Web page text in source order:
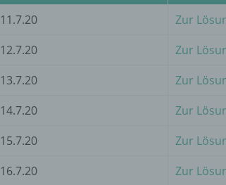
11.7.20
Zur
12.7.20
Zur
13.7.20
Zur
14.7.20
Zur
15.7.20
Zur
16.7.20
Zur
personenbezogener Daten mit dem Ziel,
e) Profiling
Profiling ist jede Art der automatisierten
personenbezogenen Daten verwendet